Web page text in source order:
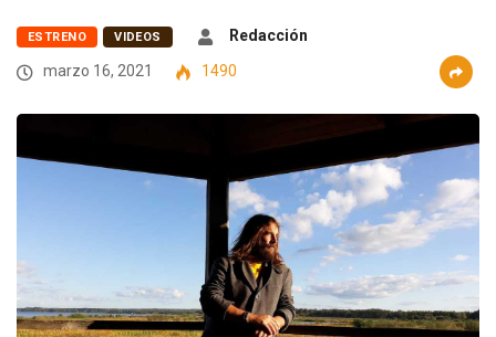
ESTRENO VIDEOS
Redacción
marzo 16, 2021
1490